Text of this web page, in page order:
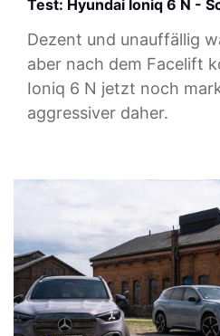
Test: Hyundai Ioniq 6 N -
Dezent und unauffällig
aber nach dem Facelift
Ioniq 6 N jetzt noch
aggressiver daher.